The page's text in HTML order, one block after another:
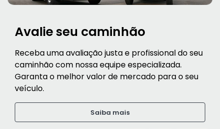
Avalie seu caminhão
Receba uma avaliação justa e profissional do seu
caminhão com nossa equipe especializada.
Garanta o melhor valor de mercado para o seu
veículo.
Saiba mais